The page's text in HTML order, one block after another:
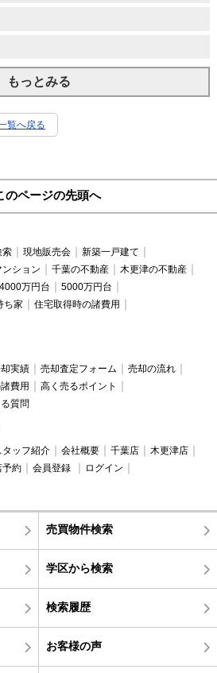
もっとみる
覧へ戻る
のページの先頭へ
索 現地販売会
新築一戸建て
ション 千葉の不動産
木更津の不動産
4000万円台
5000万円台
ち家
住宅取得時の諸費用
実績 売却査定フォーム
売却の流れ
費用
高く売るポイント
質問
タッフ紹介 会社概要 千葉店
木更津店
予約 会員登録
ログイン
売買物件検索
学区から検索
検索履歴
お客様の声